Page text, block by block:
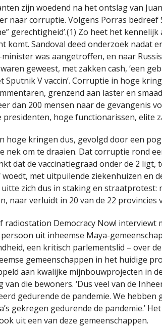
zijn woedend na het ontslag van
naar corruptie. Volgens Porras bedreef
gerechtigheid’.(1) Zo heet het
komt. Sandoval deed onderzoek nadat
minister was aangetroffen, en naar
geweest, met zakken cash, ‘een
Sputnik V vaccin’. Corruptie in hoge
grenzend aan laster en
dan 200 mensen naar de gevangenis
presidenten, hoge functionarissen, elite
hoge kringen dus, gevolgd door een
nek om te draaien. Dat corruptie rond
dat de vaccinatiegraad onder de 2 ligt,
met uitpuilende ziekenhuizen en
uitte zich dus in staking en straatprotest:
naar verluidt in 20 van de 22 provincies
radiostation Democracy Now! interviewt
uit inheemse Maya-
een kritisch parlementslid – over
gemeenschappen in het huidige
aan kwalijke mijnbouwprojecten in
van die bewoners. ‘Dus veel van de
gedurende de pandemie. We hebben
gekregen gedurende de pandemie.’
uit een van deze gemeenschappen.